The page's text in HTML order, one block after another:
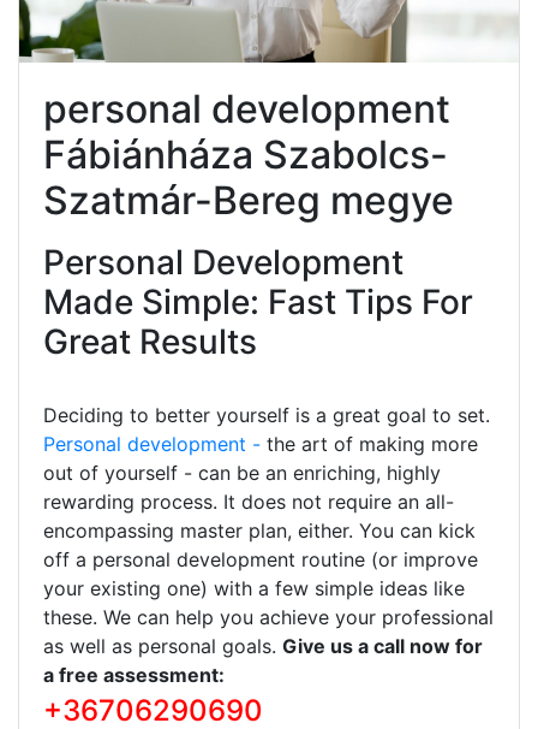
personal development
Fábiánháza Szabolcs-
Szatmár-Bereg megye
Personal Development
Made Simple: Fast Tips For
Great Results
Deciding to better yourself is a great goal to set.
Personal development - the art of making more
out of yourself - can be an enriching, highly
rewarding process. It does not require an all-
encompassing master plan, either. You can kick
off a personal development routine (or improve
your existing one) with a few simple ideas like
these. We can help you achieve your professional
as well as personal goals. Give us a call now for
a free assessment:
+36706290690